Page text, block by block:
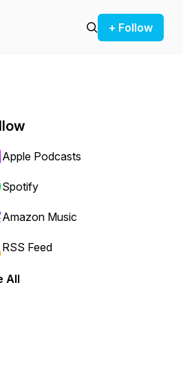
+ Follow
or backward.
Apple Podcasts
Spotify
Amazon Music
RSS Feed
All